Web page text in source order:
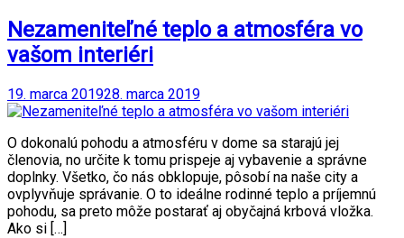
Nezameniteľné teplo a atmosféra vo
vašom interiéri
19. marca 201928. marca 2019
O dokonalú pohodu a atmosféru v dome sa starajú jej
členovia, no určite k tomu prispeje aj vybavenie a správne
doplnky. Všetko, čo nás obklopuje, pôsobí na naše city a
ovplyvňuje správanie. O to ideálne rodinné teplo a príjemnú
pohodu, sa preto môže postarať aj obyčajná krbová vložka.
Ako si […]